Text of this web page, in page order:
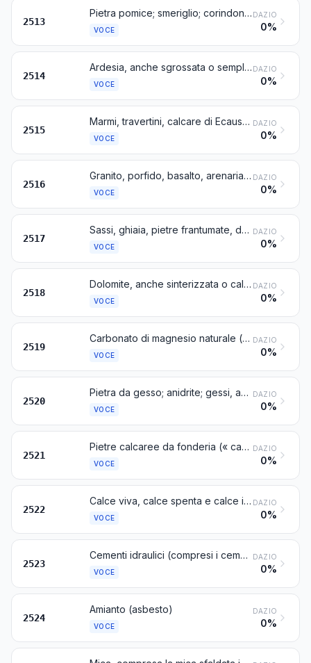
2513
Pietra pomice; smeriglio; corindone naturale, granato naturale ed altri abrasivi naturali, anche trattati termicamente
VOCE
DAZIO
0%
2514
Ardesia, anche sgrossata o semplicemente segata o altrimenti tagliata, in blocchi o in lastre di forma quadrata o rettangolare
VOCE
DAZIO
0%
2515
Marmi, travertini, calcare di Ecaussines ed altre pietre calcaree da taglio o da costruzione con densità apparente uguale o superiore a 2,5, ed alabastro, anche sgrossati o semplicemente segati o altrimenti tagliati, in blocchi o in lastre di forma quadrata o rettangolare
VOCE
DAZIO
0%
2516
Granito, porfido, basalto, arenaria ed altre pietre da taglio o da costruzione, anche sgrossati o semplicemente segati o altrimenti tagliati, in blocchi o in lastre di forma quadrata o rettangolare
VOCE
DAZIO
0%
2517
Sassi, ghiaia, pietre frantumate, dei tipi generalmente utilizzati per calcestruzzo o per massicciate stradali, ferroviarie o altre massicciate, ciottoli e selci, anche trattati termicamente; macadam di loppe, di scorie o di cascami industriali simili, anche contenente materie che rientrano nella prima parte del testo di questa voce, tarmacadam, granuli, scaglie e polveri di pietre delle voci 2515 o 2516, anche trattati termicamente
VOCE
DAZIO
0%
2518
Dolomite, anche sinterizzata o calcinata, compresa la dolomite sgrossata o semplicemente segata o altrimenti tagliata, in blocchi o in lastre di forma quadrata o rettangolare
VOCE
DAZIO
0%
2519
Carbonato di magnesio naturale (magnesite); magnesia fusa elettricamente; magnesia calcinata a morte (sinterizzata), anche contenente piccole quantità di altri ossidi aggiunti prima della sinterizzazione; altro ossido di magnesio, anche puri
VOCE
DAZIO
0%
2520
Pietra da gesso; anidrite; gessi, anche colorati o addizionati di piccole quantità di acceleranti o di ritardanti
VOCE
DAZIO
0%
2521
Pietre calcaree da fonderia (« castines »); pietre da calce o da cemento
VOCE
DAZIO
0%
2522
Calce viva, calce spenta e calce idraulica, esclusi l'ossido e l'idrossido di calcio della voce 2825
VOCE
DAZIO
0%
2523
Cementi idraulici (compresi i cementi non polverizzati detti « clinkers »), anche colorati
VOCE
DAZIO
0%
2524
Amianto (asbesto)
VOCE
DAZIO
0%